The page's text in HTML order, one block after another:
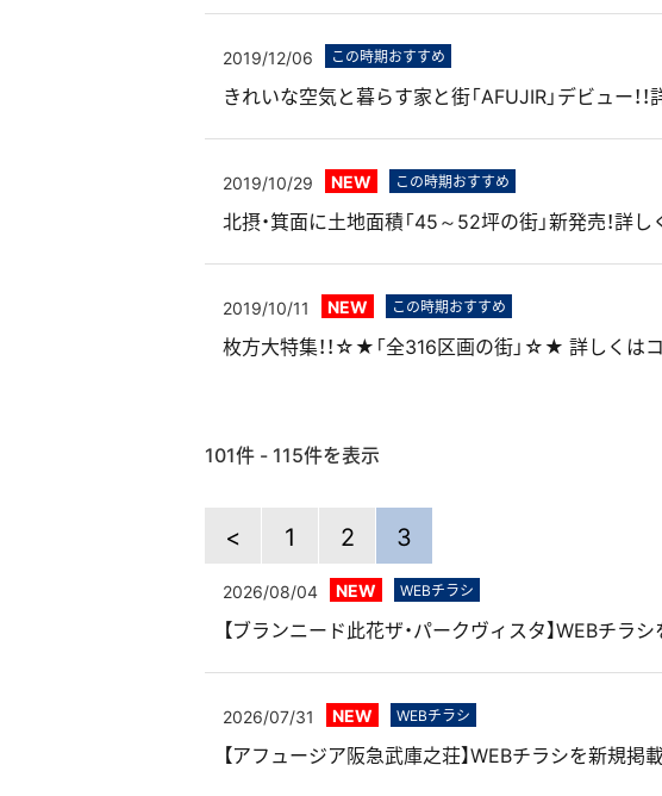
2019/12/06 この時期おすすめ
きれいな空気と暮らす家と街「AFUJIR」デビュー！
2019/10/29 NEW この時期おすすめ
北摂・箕面に土地面積「45～52坪の街」新発売！詳
2019/10/11 NEW この時期おすすめ
枚方大特集！！☆★「全316区画の街」☆★ 詳しくは
101件 - 115件を表示
< 1 2 3
2026/08/04 NEW WEBチラシ
【ブランニード此花ザ・パークヴィスタ】WEBチラ
2026/07/31 NEW WEBチラシ
【アフュージア阪急武庫之荘】WEBチラシを新規掲